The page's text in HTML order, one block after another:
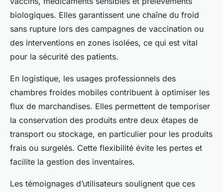
biologiques. Elles garantissent une chaîne du froid
sans rupture lors des campagnes de vaccination ou
des interventions en zones isolées, ce qui est vital
pour la sécurité des patients.
En logistique, les usages professionnels des
chambres froides mobiles contribuent à optimiser les
flux de marchandises. Elles permettent de temporiser
la conservation des produits entre deux étapes de
transport ou stockage, en particulier pour les produits
frais ou surgelés. Cette flexibilité évite les pertes et
facilite la gestion des inventaires.
Les témoignages d’utilisateurs soulignent que ces